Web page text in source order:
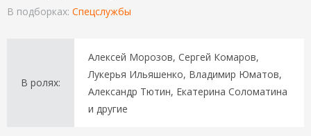
В подборках: Спецслужбы
В ролях:
Алексей Морозов, Сергей Комаров,
Лукерья Ильяшенко, Владимир Юматов,
Александр Тютин, Екатерина Соломатина
и другие